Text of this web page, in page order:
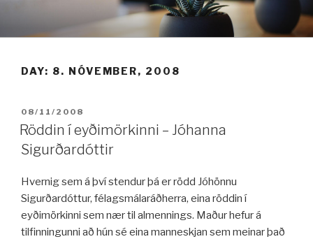
efni
DAY: 8. NÓVEMBER, 2008
BIRT:
08/11/2008
Röddin í eyðimörkinni – Jóhanna
Sigurðardóttir
Hvernig sem á því stendur þá er rödd Jóhönnu
Sigurðardóttur, félagsmálaráðherra, eina röddin í
eyðimörkinni sem nær til almennings. Maður hefur á
tilfinningunni að hún sé eina manneskjan sem meinar það